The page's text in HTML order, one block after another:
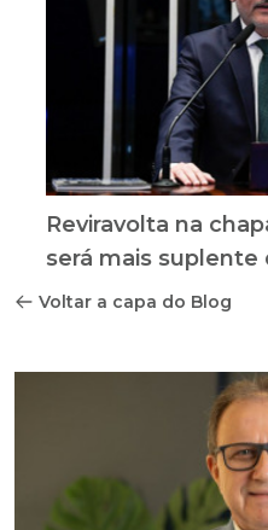
Reviravolta na
será mais suplente
Voltar a capa do Blog